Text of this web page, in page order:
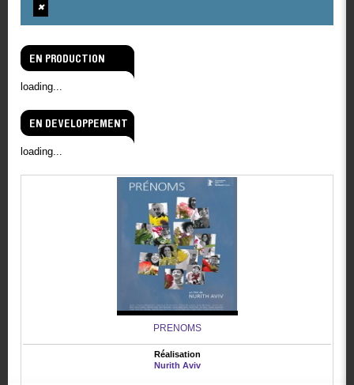
✖
EN PRODUCTION
loading...
EN DEVELOPPEMENT
loading...
PRENOMS
Réalisation
Nurith Aviv